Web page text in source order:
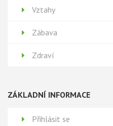
Vztahy
Zábava
Zdraví
ZÁKLADNÍ INFORMACE
Přihlásit se